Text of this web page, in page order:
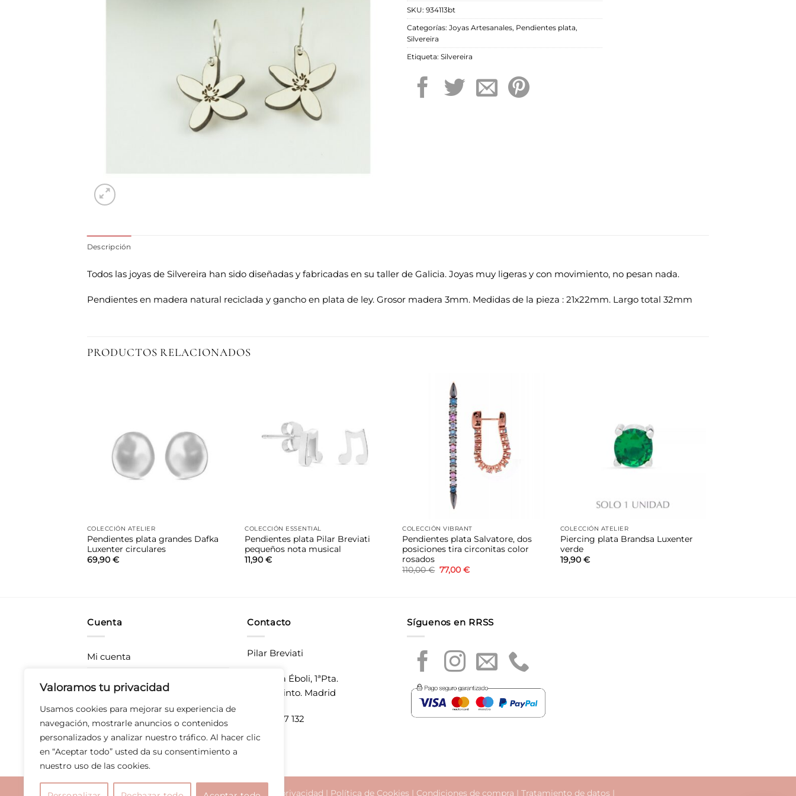
Valoramos tu privacidad
Usamos cookies para mejorar su experiencia de
navegación, mostrarle anuncios o contenidos
personalizados y analizar nuestro tráfico. Al hacer clic
en “Aceptar todo” usted da su consentimiento a
nuestro uso de las cookies.
SKU: 934113bt
Categorías: Joyas Artesanales, Pendientes plata,
Silvereira
Etiqueta: Silvereira
Descripción
Todos las joyas de Silvereira han sido diseñadas y fabricadas en su taller de Galicia. Joyas muy ligeras y con movimiento, no pesan nada.
Pendientes en madera natural reciclada y gancho en plata de ley. Grosor madera 3mm. Medidas de la pieza : 21x22mm. Largo total 32mm
PRODUCTOS RELACIONADOS
COLECCIÓN ATELIER
Pendientes plata grandes Dafka
Luxenter circulares
69,90 €
deseos
COLECCIÓN ESSENTIAL
Pendientes plata Pilar Breviati
pequeños nota musical
11,90€
COLECCIÓN VIBRANT
Pendientes plata Salvatore, dos
posiciones tira circonitas color
rosados
110,00€ El
precio
77,00€El
COLECCIÓN ATELIER
Piercing plata Brandsa Luxenter
verde
19,90 €
Cuenta
Mi cuenta
Devoluciones
Derecho de desistimiento
Contacto
Pilar Breviati
CC Plaza Éboli, 1ªPta.
28320 Pinto. Madrid
T 675 897 132
Síguenos en RRSS
Aviso legal|Política de privacidad | Política de Cookies| Condiciones de compra | Tratamiento de datos|